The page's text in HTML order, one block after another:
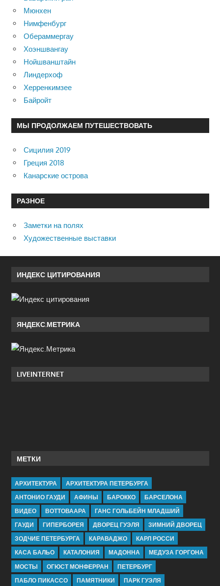
Мюнхен
Нимфенбург
Обераммергау
Хоэншвангау
Нойшванштайн
Линдерхоф
Херренкимзее
Байройт
МЫ ПРОДОЛЖАЕМ ПУТЕШЕСТВОВАТЬ
Сицилия 2019
Греция 2018
Канарские острова
РАЗНОЕ
Заметки на полях
Художественные выставки
ИНДЕКС ЦИТИРОВАНИЯ
ЯНДЕКС.МЕТРИКА
LIVEINTERNET
МЕТКИ
АРХИТЕКТУРА
АРХИТЕКТУРА ПЕТЕРБУРГА
АНТОНИО ГАУДИ
АФИНЫ БАРОККО
БАРСЕЛОНА
ВИДЕО
ВОТТОВААРА
ГАНС ГОЛЬБЕЙН МЛАДШИЙ
ГАУДИ
ГИПЕРБОРЕЯ ДВОРЕЦ ГУЭЛЯ
ЗИМНИЙ ДВОРЕЦ
ЗОДЧИЕ ПЕТЕРБУРГА
КАРАВАДЖО
КАРЛ РОССИ
КАСА БАЛЬО
КАТАЛОНИЯ МАДОННА
МЕДУЗА ГОРГОНА
МОСТЫ
ОГЮСТ МОНФЕРРАН
ПЕТЕРБУРГ
ПАБЛО ПИКАССО
ПАМЯТНИКИ ПАРК ГУЭЛЯ